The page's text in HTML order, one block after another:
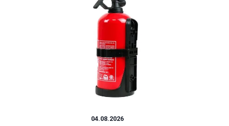
04.08.2026